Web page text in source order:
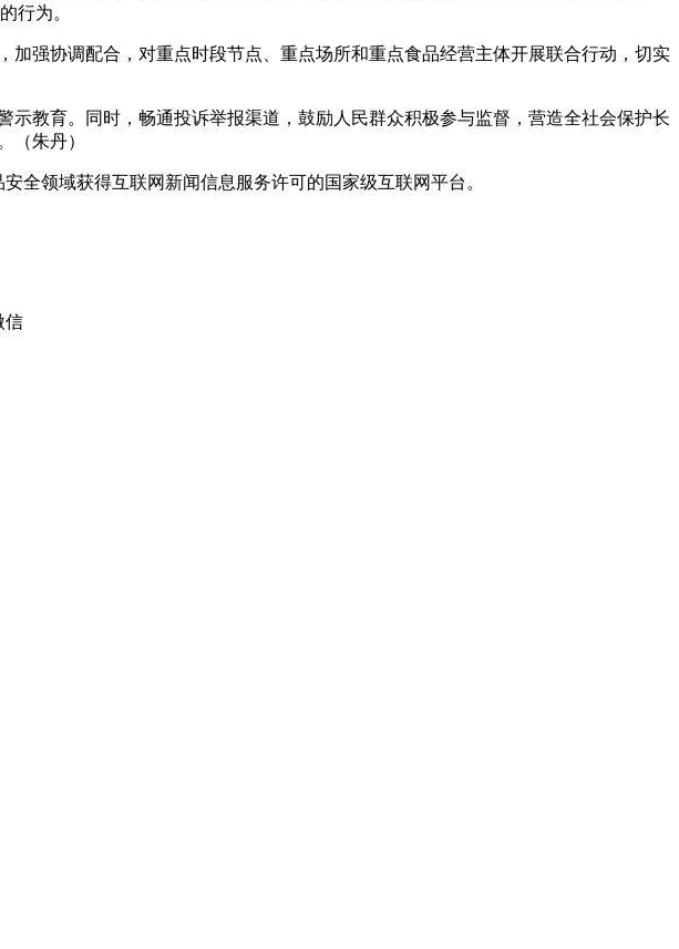
行为。
强协调配合，对重点时段节点、重点场所和重点食品经营主体开展联合行动，切实
教育。同时，畅通投诉举报渠道，鼓励人民群众积极参与监督，营造全社会保护长
（朱丹）
领域获得互联网新闻信息服务许可的国家级互联网平台。
信